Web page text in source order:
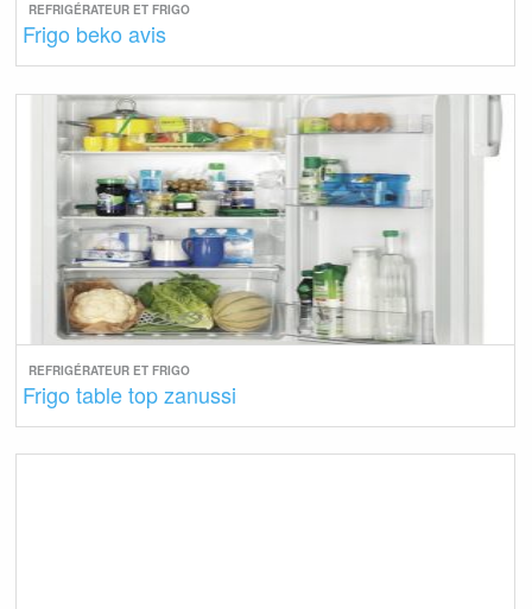
REFRIGÉRATEUR ET FRIGO
Frigo beko avis
REFRIGÉRATEUR ET FRIGO
Frigo table top zanussi